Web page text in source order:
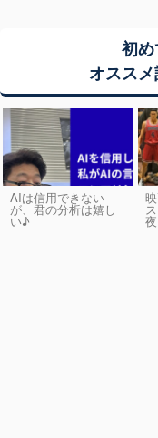
初
オスス
AIは信用できない
が、君の分析は嬉し
い♪ 夜